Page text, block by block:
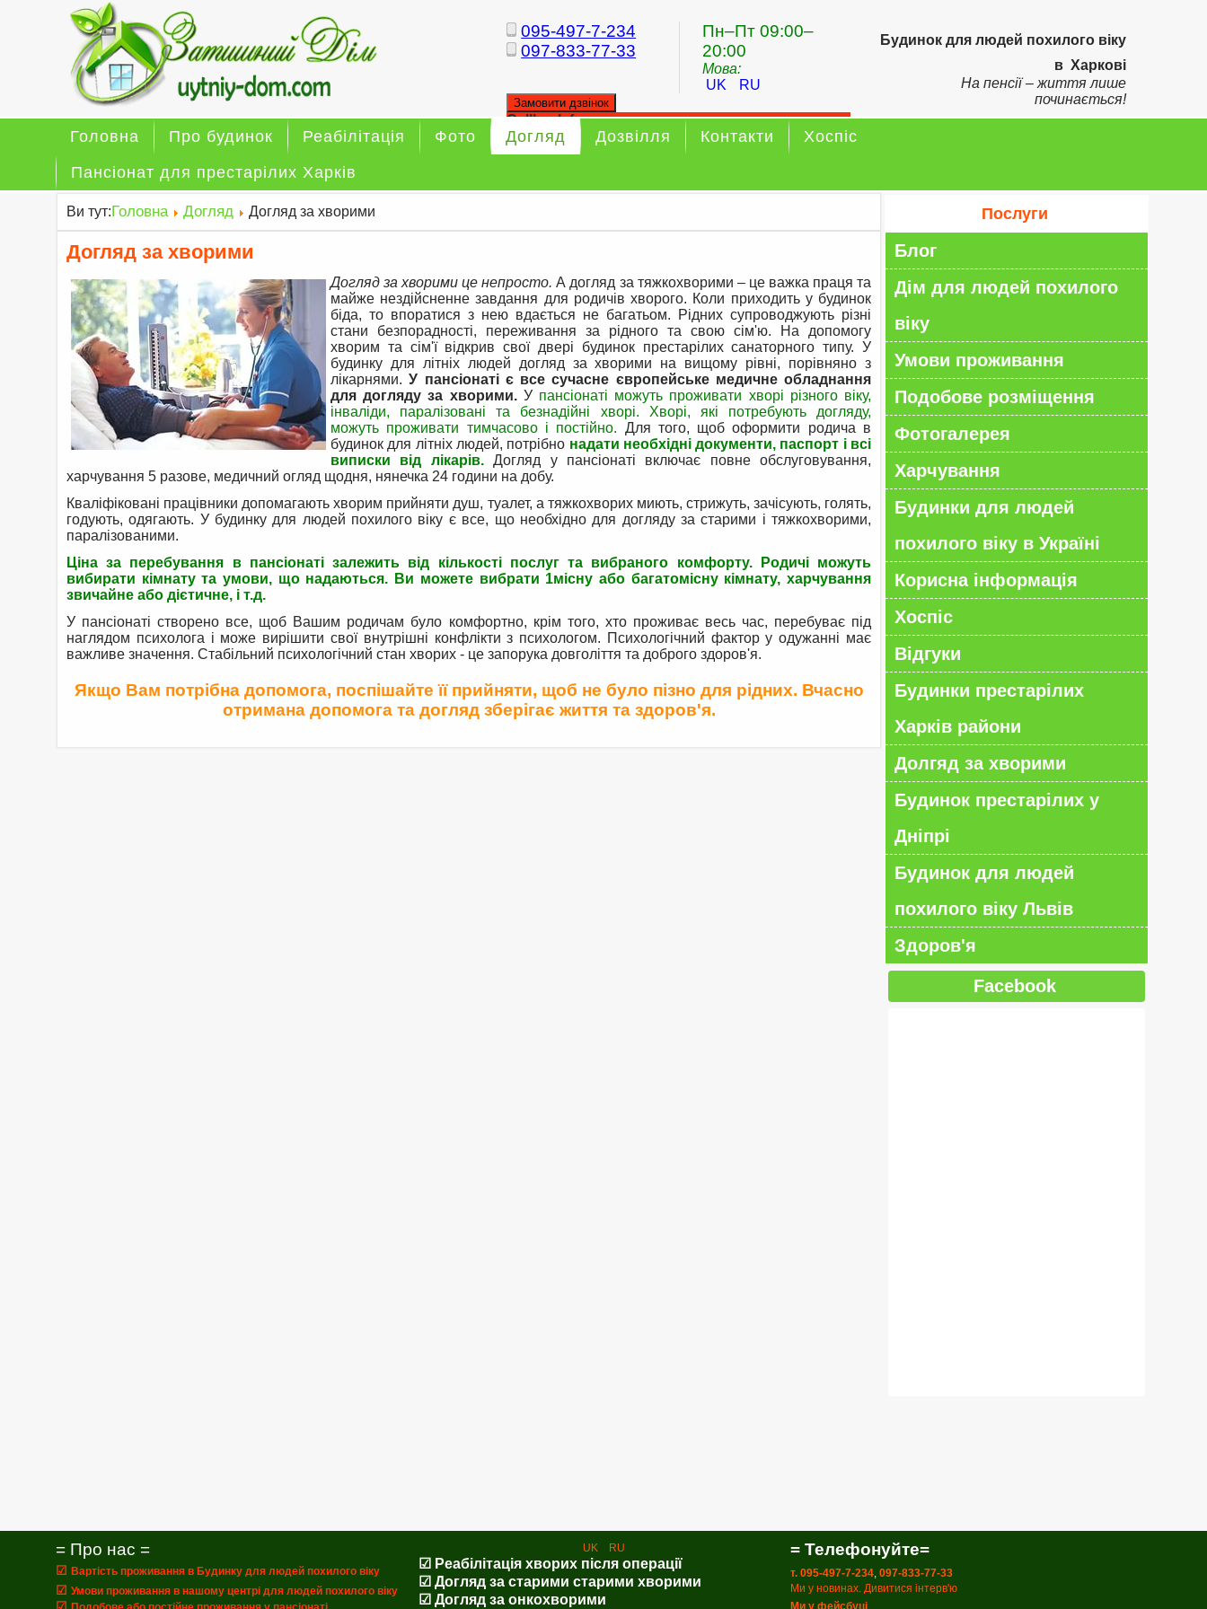
Будинок для людей похилого віку
в Харкові
На пенсії – життя лише
починається!
095-497-7-234
097-833-77-33
Пн–Пт 09:00–
20:00
Мова:
UK
RU
Замовити дзвінок
Callback form
Your callback has been sent sucessfully
Головна Про будинок Реабілітація Фото Догляд Дозвілля Контакти
Хоспіс
Пансіонат для престарілих Харків
Ви тут:Головна Догляд Догляд за хворими
Догляд за хворими
Догляд за хворими це непросто. А догляд за тяжкохворими – це важка праця та
майже нездійсненне завдання для родичів хворого. Коли приходить у будинок
біда, то впоратися з нею вдається не багатьом. Рідних супроводжують різні
стани безпорадності, переживання за рідного та свою сім'ю. На допомогу
хворим та сім'ї відкрив свої двері будинок престарілих санаторного типу. У
будинку для літніх людей догляд за хворими на вищому рівні, порівняно з
лікарнями. У пансіонаті є все сучасне європейське медичне обладнання
для догляду за хворими.Упансіонаті можуть проживати хворі різного віку,
інваліди, паралізовані та безнадійні хворі. Хворі, які потребують догляду,
можуть проживати тимчасово і постійно. Для того, щоб оформити родича в
будинок для літніх людей, потрібно надати необхідні документи, паспорт і всі
виписки від лікарів.Догляд у пансіонаті включає повне обслуговування,
харчування 5 разове, медичний огляд щодня, нянечка 24 години на добу.
Кваліфіковані працівники допомагають хворим прийняти душ, туалет, а тяжкохворих миють, стрижуть, зачісують, голять,
годують, одягають. У будинку для людей похилого віку є все, що необхідно для догляду за старими і тяжкохворими,
паралізованими.
Ціна за перебування в пансіонаті залежить від кількості послуг та вибраного комфорту. Родичі можуть
вибирати кімнату та умови, що надаються. Ви можете вибрати 1місну або багатомісну кімнату, харчування
звичайне або дієтичне, і т.д.
У пансіонаті створено все, щоб Вашим родичам було комфортно, крім того, хто проживає весь час, перебуває під
наглядом психолога і може вирішити свої внутрішні конфлікти з психологом. Психологічний фактор у одужанні має
важливе значення. Стабільний психологічний стан хворих - це запорука довголіття та доброго здоров'я.
Якщо Вам потрібна допомога, поспішайте її прийняти, щоб не було пізно для рідних. Вчасно
отримана допомога та догляд зберігає життя та здоров'я.
Послуги
Блог
Дім для людей похилого
віку
Умови проживання
Подобове розміщення
Фотогалерея
Харчування
Будинки для людей
похилого віку в Україні
Корисна інформація
Хоспіс
Відгуки
Будинки престарілих
Харків райони
Долгяд за хворими
Будинок престарілих у
Дніпрі
Будинок для людей
похилого віку Львів
Здоров'я
Facebook
= Про нас =
☑ Вартість проживання в Будинку для людей похилого віку
☑ Умови проживання в нашому центрі для людей похилого віку
UK RU
☑ Реабілітація хворих після операції
☑ Догляд за старими старими хворими
☑ Догляд за онкохворими
= Телефонуйте=
т. 095-497-7-234, 097-833-77-33
Ми у новинах. Дивитися інтерв'ю
Ми у фейсбуці